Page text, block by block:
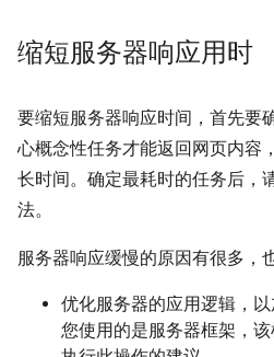
缩短服务器响应用时
要缩短服务器响应时间，首先要
心概念性任务才能返回网页内容
长时间。确定最耗时的任务后，
法。
服务器响应缓慢的原因有很多，
优化服务器的应用逻辑，
您使用的是服务器框架，